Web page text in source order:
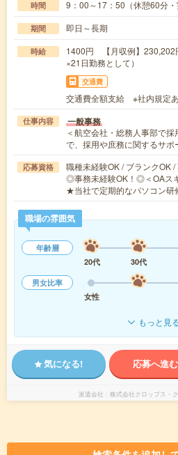
時間 9：00～17：50（休憩60分・
期間 即日～長期
時給
1400円 【月収例】230,202
×21日勤務として）
交通費
交通費全額支給 ※社内規定
仕事内容 一般事務
＜航空会社・総務人事部で
で、採用や庶務に関するサ
応募資格
職種未経験OK / ブランクOK
◎事務未経験OK！◎＜OAス
★当社で定期的なパソコン
職場の雰囲気
年齢層
20代
30代
男女比率
女性
もっと見
気になる! 応募へ進む
派遣会社 株式会社クロップス・